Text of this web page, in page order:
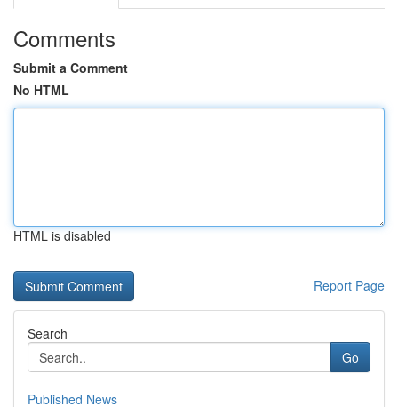
Comments
Submit a Comment
No HTML
HTML is disabled
Report Page
Search
Go
Published News